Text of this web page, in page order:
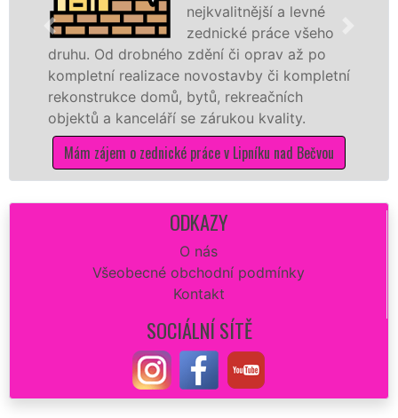
nejkvalitnější a levné
zednické práce všeho
Od drobného zdění či oprav až po
realizace novostavby či kompletní
domů, bytů, rekreačních
a kanceláří se zárukou kvality.
zájem o zednické práce v Lipníku nad Bečvou
ODKAZY
O nás
Všeobecné obchodní podmínky
Kontakt
SOCIÁLNÍ SÍTĚ